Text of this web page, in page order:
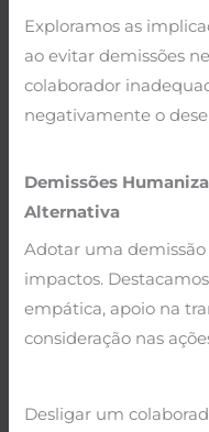
Exploramos as
ao evitar demissões
colaborador
negativamente o
Demissões
Alternativa
Adotar uma
impactos.
empática, apoio na
consideração nas
Desligar um